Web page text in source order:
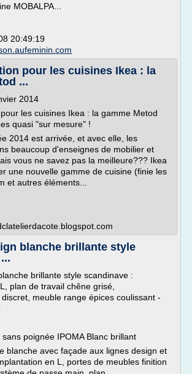
MOBALPA...
20:49:19
pour les cuisines Ikea : la
...
2014
les cuisines Ikea : la gamme Metod
quasi "sur mesure" !
2014 est arrivée, et avec elle, les
beaucoup d'enseignes de mobilier et
vous ne savez pas la meilleure??? Ikea
une nouvelle gamme de cuisine (finie les
et autres éléments...
blanche brillante style
brillante style scandinave :
plan de travail chêne grisé,
meuble range épices coulissant -
poignée IPOMA Blanc brillant
blanche avec façade aux lignes design et
en L, portes de meubles finition